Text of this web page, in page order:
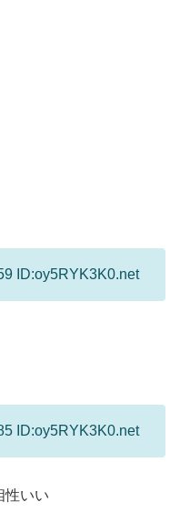
ID:oy5RYK3K0.net
ID:oy5RYK3K0.net
性いい